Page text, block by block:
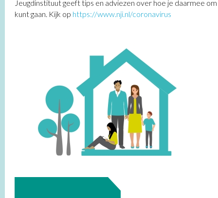
Jeugdinstituut geeft tips en adviezen over hoe je daarmee om
kunt gaan. Kijk op https://www.nji.nl/coronavirus